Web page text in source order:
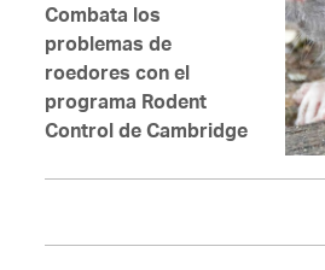
Combata los
problemas de
roedores con el
programa Rodent
Control de Cambridge